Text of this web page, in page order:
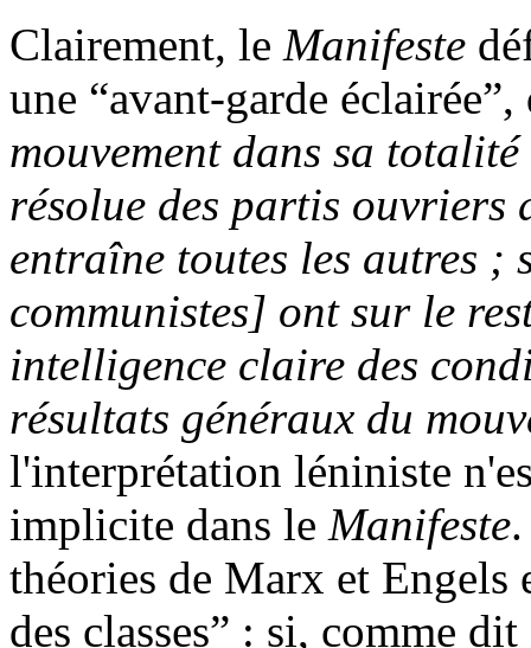
Clairement, le Manifeste
une “avant-garde
mouvement dans sa
résolue des partis ouvriers
entraîne toutes les autres
communistes] ont sur le
intelligence claire des
résultats généraux du
l'interprétation léniniste
implicite dans le Manifeste
théories de Marx et Engels
des classes” : si, comme